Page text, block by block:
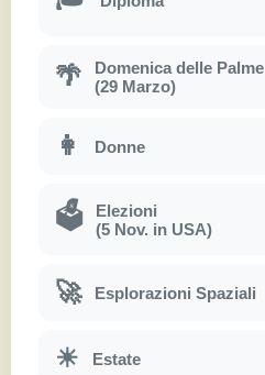
🌴
Domenica delle Palme
(29 Marzo)
👩 Donne
🗳
Elezioni
(5 Nov. in USA)
🚀 Esplorazioni Spaziali
☀ Estate